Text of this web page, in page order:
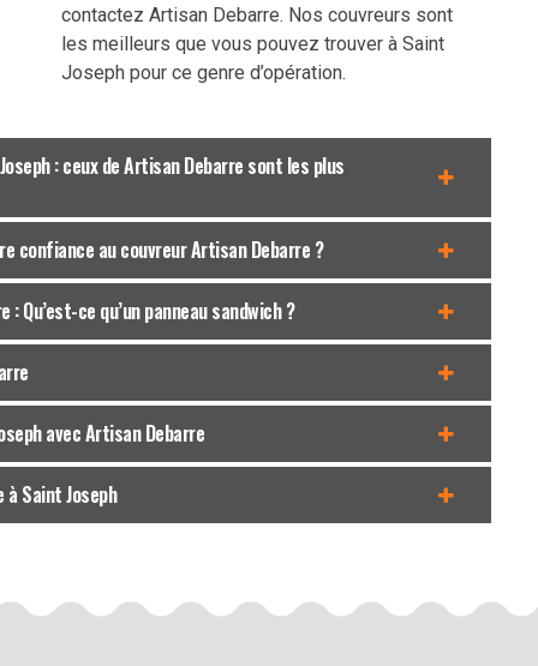
contactez Artisan Debarre. Nos couvreurs sont
les meilleurs que vous pouvez trouver à Saint
Joseph pour ce genre d’opération.
: ceux de Artisan Debarre sont les plus
confiance au couvreur Artisan Debarre ?
Qu’est-ce qu’un panneau sandwich ?
avec Artisan Debarre
Saint Joseph